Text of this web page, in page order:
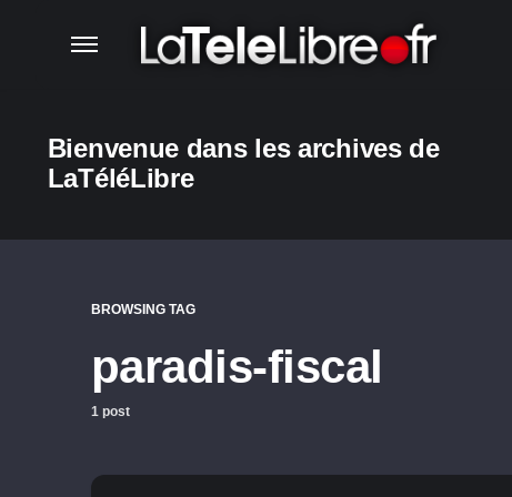
Bienvenue dans les archives de
LaTéléLibre
BROWSING TAG
paradis-fiscal
1 post